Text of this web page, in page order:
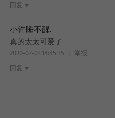
回复
小许睡不醒.
真的太太可爱了
2020-07-03 14:45:35
举报
回复